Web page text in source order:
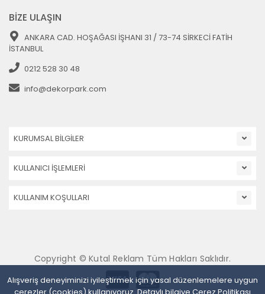
Alışveriş deneyiminizi iyileştirmek için yasal düzenlemelere uygun
BİZE ULAŞIN
ANKARA CAD. HOŞAĞASI İŞHANI 31 / 73-74 SİRKECİ FATİH
İSTANBUL
0212 528 30 48
info@dekorpark.com
KURUMSAL BİLGİLER
KULLANICI İŞLEMLERİ
KULLANIM KOŞULLARI
Copyright © Kutal Reklam Tüm Hakları Saklıdır.